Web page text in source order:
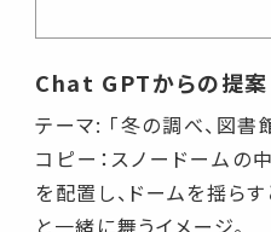
Chat GPTからの提案
テーマ: 「冬の調べ、図書
コピー：スノードームの
を配置し、ドームを揺ら
と一緒に舞うイメージ。